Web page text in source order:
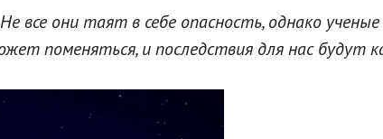
все они таят в себе опасность, однако
поменяться, и последствия для нас будут